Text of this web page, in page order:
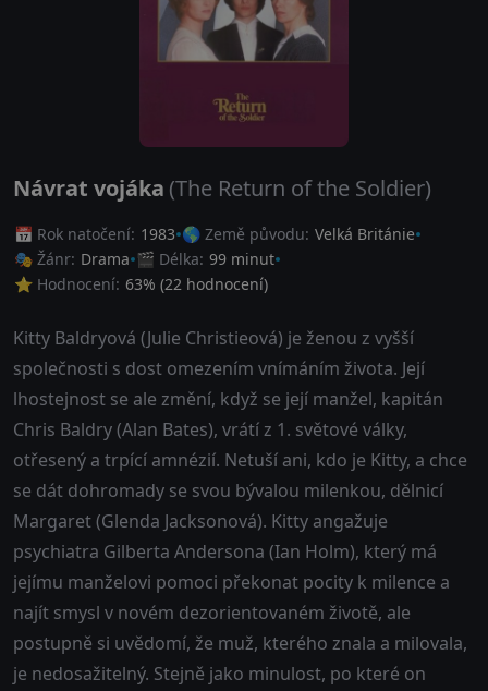
Návrat vojáka (The Return of the Soldier)
📅 Rok natočení: 1983 🌎 Země původu: Velká Británie
🎭 Žánr: Drama 🎬 Délka: 99 minut
⭐ Hodnocení: 63% (22 hodnocení)
Kitty Baldryová (Julie Christieová) je ženou z vyšší
společnosti s dost omezením vnímáním života. Její
lhostejnost se ale změní, když se její manžel, kapitán
Chris Baldry (Alan Bates), vrátí z 1. světové války,
otřesený a trpící amnézií. Netuší ani, kdo je Kitty, a chce
se dát dohromady se svou bývalou milenkou, dělnicí
Margaret (Glenda Jacksonová). Kitty angažuje
psychiatra Gilberta Andersona (Ian Holm), který má
jejímu manželovi pomoci překonat pocity k milence a
najít smysl v novém dezorientovaném životě, ale
postupně si uvědomí, že muž, kterého znala a milovala,
je nedosažitelný. Stejně jako minulost, po které on